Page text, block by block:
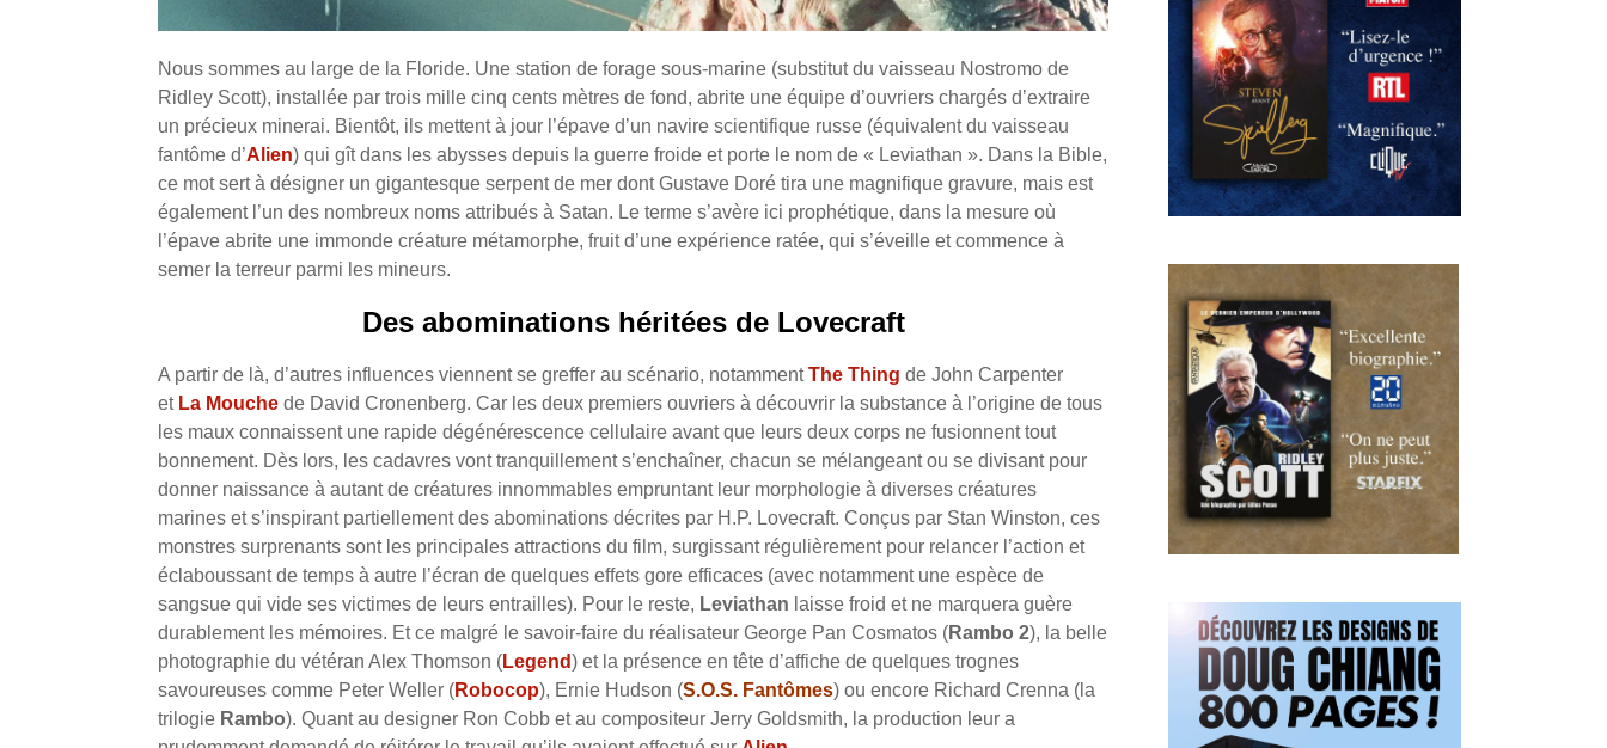
Nous sommes au large de la Floride. Une station de forage sous-marine (substitut du vaisseau Nostromo de
Ridley Scott), installée par trois mille cinq cents mètres de fond, abrite une équipe d’ouvriers chargés d’extraire
un précieux minerai. Bientôt, ils mettent à jour l’épave d’un navire scientifique russe (équivalent du vaisseau
fantôme d’Alien) qui gît dans les abysses depuis la guerre froide et porte le nom de « Leviathan ». Dans la Bible,
ce mot sert à désigner un gigantesque serpent de mer dont Gustave Doré tira une magnifique gravure, mais est
également l’un des nombreux noms attribués à Satan. Le terme s’avère ici prophétique, dans la mesure où
l’épave abrite une immonde créature métamorphe, fruit d’une expérience ratée, qui s’éveille et commence à
semer la terreur parmi les mineurs.
Des abominations héritées de Lovecraft
A partir de là, d’autres influences viennent se greffer au scénario, notammentThe Thing de John Carpenter
et La Mouche de David Cronenberg. Car les deux premiers ouvriers à découvrir la substance à l’origine de tous
les maux connaissent une rapide dégénérescence cellulaire avant que leurs deux corps ne fusionnent tout
bonnement. Dès lors, les cadavres vont tranquillement s’enchaîner, chacun se mélangeant ou se divisant pour
donner naissance à autant de créatures innommables empruntant leur morphologie à diverses créatures
marines et s’inspirant partiellement des abominations décrites par H.P. Lovecraft. Conçus par Stan Winston, ces
monstres surprenants sont les principales attractions du film, surgissant régulièrement pour relancer l’action et
éclaboussant de temps à autre l’écran de quelques effets gore efficaces (avec notamment une espèce de
sangsue qui vide ses victimes de leurs entrailles). Pour le reste, Leviathan laisse froid et ne marquera guère
durablement les mémoires. Et ce malgré le savoir-faire du réalisateur George Pan Cosmatos (Rambo 2), la belle
photographie du vétéran Alex Thomson (Legend) et la présence en tête d’affiche de quelques trognes
savoureuses comme Peter Weller (Robocop), Ernie Hudson (S.O.S. Fantômes) ou encore Richard Crenna (la
trilogie Rambo). Quant au designer Ron Cobb et au compositeur Jerry Goldsmith, la production leur a